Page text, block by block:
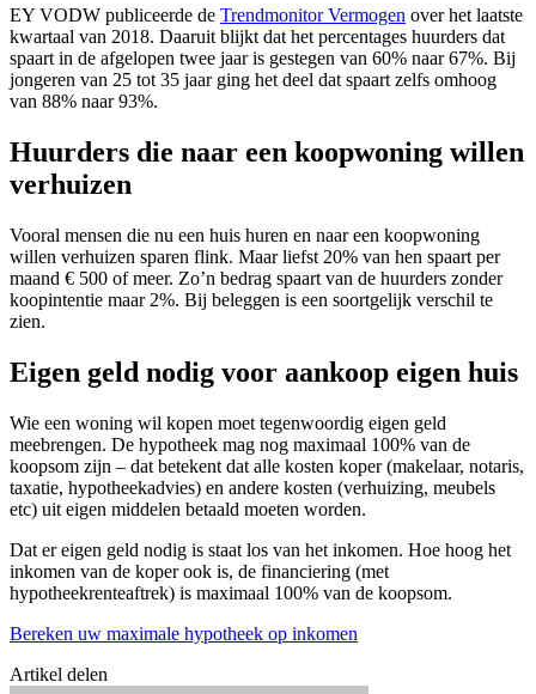
EY VODW publiceerde de Trendmonitor Vermogen over het laatste
kwartaal van 2018. Daaruit blijkt dat het percentages huurders dat
spaart in de afgelopen twee jaar is gestegen van 60% naar 67%. Bij
jongeren van 25 tot 35 jaar ging het deel dat spaart zelfs omhoog
van 88% naar 93%.
Huurders die naar een koopwoning willen
verhuizen
Vooral mensen die nu een huis huren en naar een koopwoning
willen verhuizen sparen flink. Maar liefst 20% van hen spaart per
maand € 500 of meer. Zo’n bedrag spaart van de huurders zonder
koopintentie maar 2%. Bij beleggen is een soortgelijk verschil te
zien.
Eigen geld nodig voor aankoop eigen huis
Wie een woning wil kopen moet tegenwoordig eigen geld
meebrengen. De hypotheek mag nog maximaal 100% van de
koopsom zijn – dat betekent dat alle kosten koper (makelaar, notaris,
taxatie, hypotheekadvies) en andere kosten (verhuizing, meubels
etc) uit eigen middelen betaald moeten worden.
Dat er eigen geld nodig is staat los van het inkomen. Hoe hoog het
inkomen van de koper ook is, de financiering (met
hypotheekrenteaftrek) is maximaal 100% van de koopsom.
Bereken uw maximale hypotheek op inkomen
Artikel delen